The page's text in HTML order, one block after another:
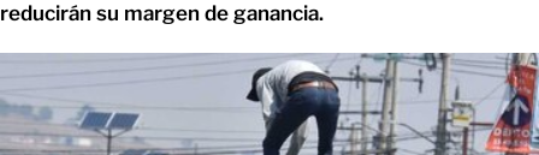
reducirán su margen de ganancia.